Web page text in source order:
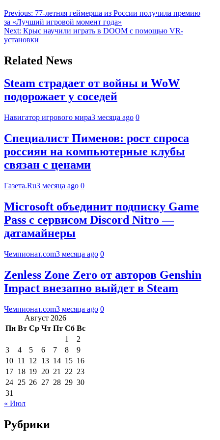
Previous: 77-летняя геймерша из России получила премию
за «Лучший игровой момент года»
Next: Крыс научили играть в DOOM с помощью VR-
установки
Related News
Steam страдает от войны и WoW
подорожает у соседей
Навигатор игрового мира3 месяца ago 0
Специалист Пименов: рост спроса
россиян на компьютерные клубы
связан с ценами
Газета.Ru3 месяца ago 0
Microsoft объединит подписку Game
Pass с сервисом Discord Nitro —
датамайнеры
Чемпионат.com3 месяца ago 0
Zenless Zone Zero от авторов Genshin
Impact внезапно выйдет в Steam
Чемпионат.com3 месяца ago 0
Август 2026
Пн Вт Ср Чт Пт Сб Вс
1
2
3
4 5 6 7 8
9
10 11 12 13 14 15 16
17 18 19 20 21 22 23
24 25 26 27 28 29 30
31
« Июл
Рубрики